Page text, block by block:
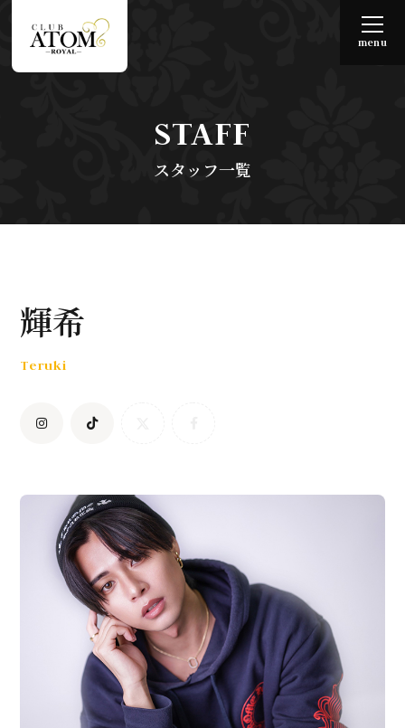
menu
STAFF
スタッフ一覧
輝希
Teruki